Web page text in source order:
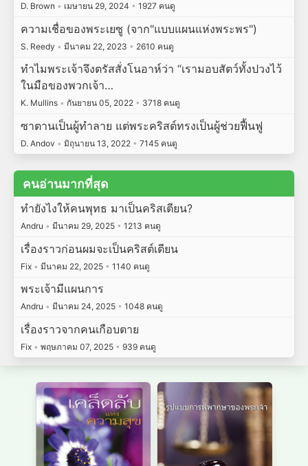
D. Brown • เมษายน 29, 2024 • 1927 คนดู
ความเชื่อของพระเยซู (จาก"แบบแผนแห่งพระพร")
S. Reedy • มีนาคม 22, 2023 • 2610 คนดู
ทำไมพระเจ้าจึงตรัสสั่งโนอาห์ว่า “เรามอบสัตว์ทั้งปวงไว้
ในมือของพวกเจ้า…
K. Mullins • กันยายน 05, 2022 • 3718 คนดู
ซาตานเป็นผู้ทำลาย แต่พระคริสต์ทรงเป็นผู้ช่วยฟื้นฟู
D. Andov • มิถุนายน 13, 2022 • 7145 คนดู
คนอ่านมากที่สุด
ทำยังไงให้คนพุทธ มาเป็นคริสเตียน?
Andru • มีนาคม 29, 2025 • 1213 คนดู
เรื่องราวก่อนผมจะเป็นคริสต์เตียน
Fix • มีนาคม 22, 2025 • 1140 คนดู
พระเจ้ามีแผนการ
Andru • มีนาคม 24, 2025 • 1048 คนดู
เรื่องราวจากคนเกือบตาย
Fix • พฤษภาคม 07, 2025 • 939 คนดู